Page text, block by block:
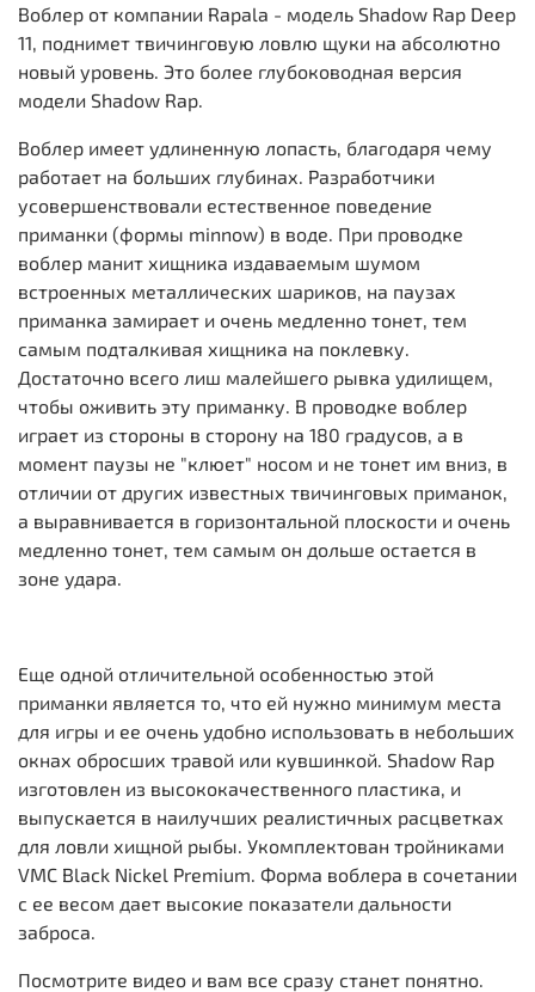
Воблер от компании Rapala - модель Shadow Rap Deep
11, поднимет твичинговую ловлю щуки на абсолютно
новый уровень. Это более глубоководная версия
модели Shadow Rap.
Воблер имеет удлиненную лопасть, благодаря чему
работает на больших глубинах. Разработчики
усовершенствовали естественное поведение
приманки (формы minnow) в воде. При проводке
воблер манит хищника издаваемым шумом
встроенных металлических шариков, на паузах
приманка замирает и очень медленно тонет, тем
самым подталкивая хищника на поклевку.
Достаточно всего лиш малейшего рывка удилищем,
чтобы оживить эту приманку. В проводке воблер
играет из стороны в сторону на 180 градусов, а в
момент паузы не "клюет" носом и не тонет им вниз, в
отличии от других известных твичинговых приманок,
а выравнивается в горизонтальной плоскости и очень
медленно тонет, тем самым он дольше остается в
зоне удара.
Еще одной отличительной особенностью этой
приманки является то, что ей нужно минимум места
для игры и ее очень удобно использовать в небольших
окнах обросших травой или кувшинкой. Shadow Rap
изготовлен из высококачественного пластика, и
выпускается в наилучших реалистичных расцветках
для ловли хищной рыбы. Укомплектован тройниками
VMC Black Nickel Premium. Форма воблера в сочетании
с ее весом дает высокие показатели дальности
заброса.
Посмотрите видео и вам все сразу станет понятно.